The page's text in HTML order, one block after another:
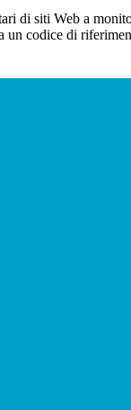
di siti Web a
un codice di